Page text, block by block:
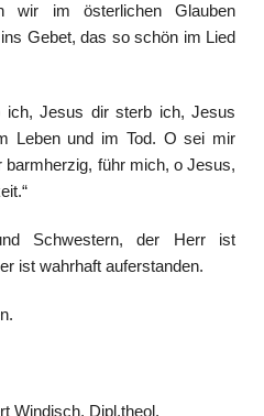
wir im österlichen Glauben
Gebet, das so schön im Lied
ich, Jesus dir sterb ich, Jesus
Leben und im Tod. O sei mir
barmherzig, führ mich, o Jesus,
Schwestern, der Herr ist
ist wahrhaft auferstanden.
Windisch, Dipl.theol.